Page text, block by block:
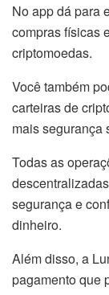
No app dá para
compras físicas
criptomoedas.
Você também
carteiras de
mais segurança
Todas as
segurança e
dinheiro.
Além disso, a
pagamento que